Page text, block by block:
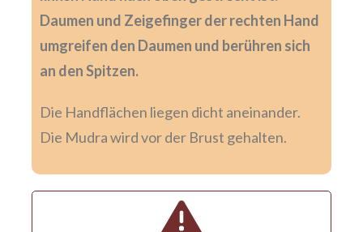
Daumen und Zeigefinger der rechten Hand
umgreifen den Daumen und berühren sich
an den Spitzen.
Die Handflächen liegen dicht aneinander.
Die Mudra wird vor der Brust gehalten.